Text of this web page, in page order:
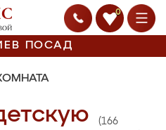
0
ПОСАД
(166